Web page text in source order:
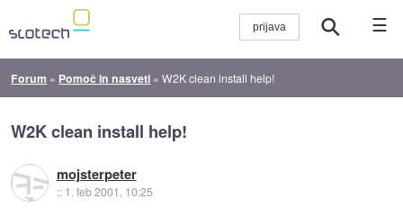
☰
Forum » Pomoč in nasveti »W2K clean install help!
W2K clean install help!
mojsterpeter
:: 1. feb 2001, 10:25